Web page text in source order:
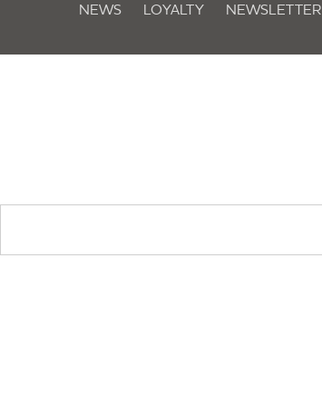
NEWS LOYALTY NEWSLETTER